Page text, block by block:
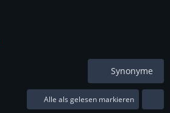
Synonyme
Alle als gelesen markieren